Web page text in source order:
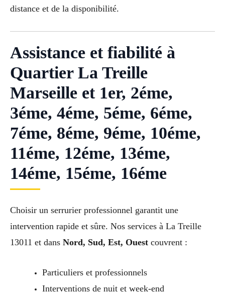
distance et de la disponibilité.
Assistance et fiabilité à
Quartier La Treille
Marseille et 1er, 2éme,
3éme, 4éme, 5éme, 6éme,
7éme, 8éme, 9éme, 10éme,
11éme, 12éme, 13éme,
14éme, 15éme, 16éme
Choisir un serrurier professionnel garantit une
intervention rapide et sûre. Nos services à La Treille
13011 et dans Nord, Sud, Est, Ouest couvrent :
Particuliers et professionnels
Interventions de nuit et week-end